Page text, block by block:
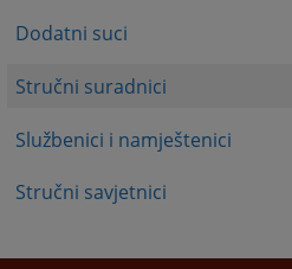
Dodatni suci
Stručni suradnici
Službenici i namještenici
Stručni savjetnici